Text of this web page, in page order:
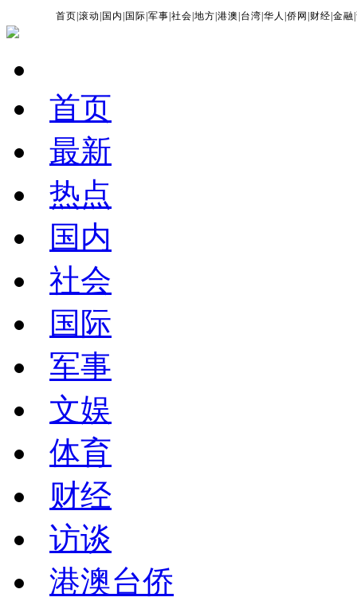
首页 |滚动 国内 国际 |军事 |社会 |地方 |港澳 台湾 |华人 |侨网 财经 |金融 |
首页
最新
热点
国内
社会
国际
军事
文娱
体育
财经
访谈
港澳台侨